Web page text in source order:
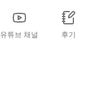
유튜브 채널 후기